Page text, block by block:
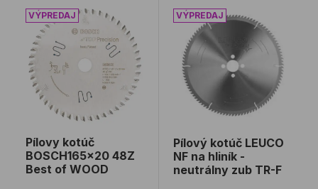
Pílovy kotúč BOSCH165x20 48Z Best of WOOD
Pílovy kotúč
BOSCH165x20 48Z
Best of WOOD
Pílový kotúč LEUCO NF
Pílový kotúč LEUCO
NF na hliník -
neutrálny zub TR-F